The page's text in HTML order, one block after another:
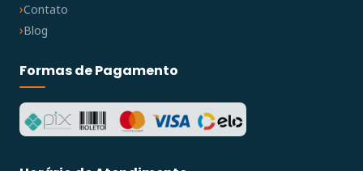
Contato
Blog
Formas de Pagamento